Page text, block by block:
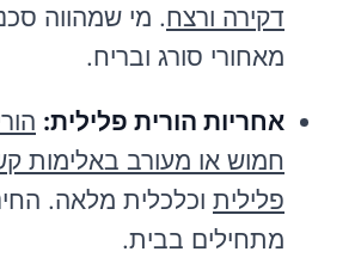
דקירה ורצח. מי שמהווה
מאחורי סורג ובריח.
אחריות הורית פלילית:
חמוש או מעורב באלימות
פלילית וכלכלית מלאה.
מתחילים בבית.